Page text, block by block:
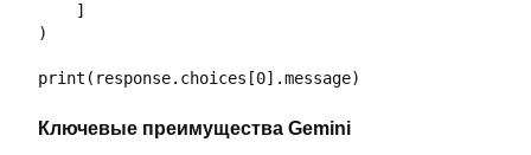
    ]
)
Ключевые преимущества Gemini